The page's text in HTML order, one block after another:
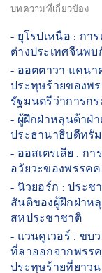
บทความที่เกี่ยวข้อง
- ยุโรปเหนือ : กา
ต่างประเทศจีนพ
- ออตตาวา แคนา
ประทุษร้ายของพ
รัฐมนตรีว่าการก
- ผู้ฝึกฝ่าหลุนต้าฝ่
ประธานาธิบดีทรั
- ออสเตรเลีย : ก
อวัยวะของพรรค
- นิวยอร์ก : ประช
สันติของผู้ฝึกฝ่าห
สหประชาชาติ
- แวนคูเวอร์ : ขบ
ที่ลาออกจากพรร
ประทุษร้ายที่ยาว